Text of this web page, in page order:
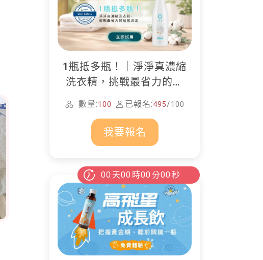
1瓶抵多瓶！｜淨淨真濃縮
洗衣精，挑戰最省力的居
家清潔
數量:100 已報名:495/100
我要報名
00 天00 時00 分00 秒